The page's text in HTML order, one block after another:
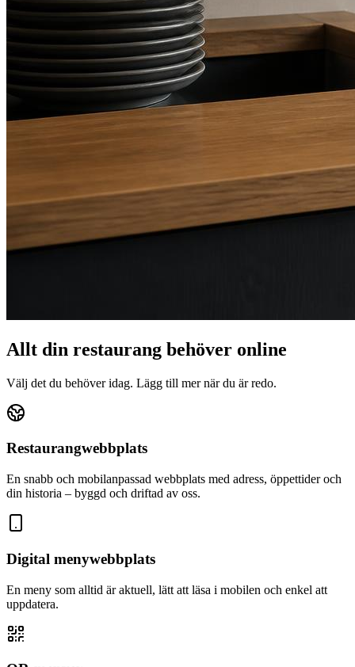
Allt din restaurang behöver online
Välj det du behöver idag. Lägg till mer när du är redo.
Restaurangwebbplats
En snabb och mobilanpassad webbplats med adress, öppettider och
din historia – byggd och driftad av oss.
Digital menywebbplats
En meny som alltid är aktuell, lätt att läsa i mobilen och enkel att
uppdatera.